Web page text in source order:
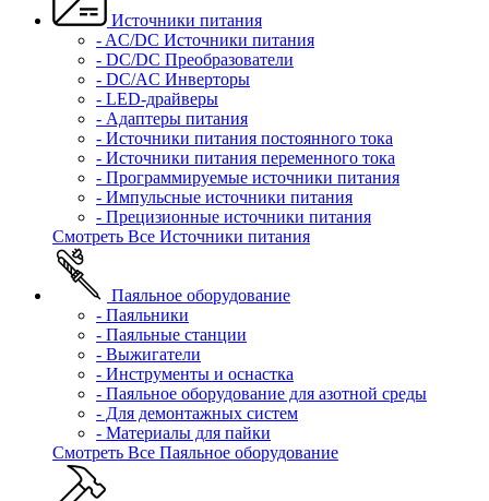
Источники питания
- AC/DC Источники питания
- DC/DC Преобразователи
- DC/AC Инверторы
- LED-драйверы
- Адаптеры питания
- Источники питания постоянного тока
- Источники питания переменного тока
- Программируемые источники питания
- Импульсные источники питания
- Прецизионные источники питания
Смотреть Все Источники питания
Паяльное оборудование
- Паяльники
- Паяльные станции
- Выжигатели
- Инструменты и оснастка
- Паяльное оборудование для азотной среды
- Для демонтажных систем
- Материалы для пайки
Смотреть Все Паяльное оборудование